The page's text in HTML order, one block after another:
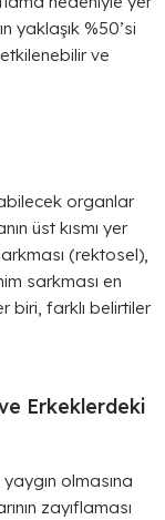
yaklaşık %50’si
ve
organlar
üst kısmı yer
(rektosel),
sarkması en
biri, farklı belirtiler
Erkeklerdeki
olmasına
zayıflaması